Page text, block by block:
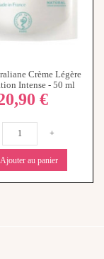
Crème Légère
Intense - 50 ml
€
+
Ajouter au panier